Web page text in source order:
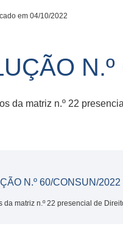
em 04/10/2022
da matriz n.º 22
N.º 60/CONSUN/2022
da matriz n.º 22 presencial de